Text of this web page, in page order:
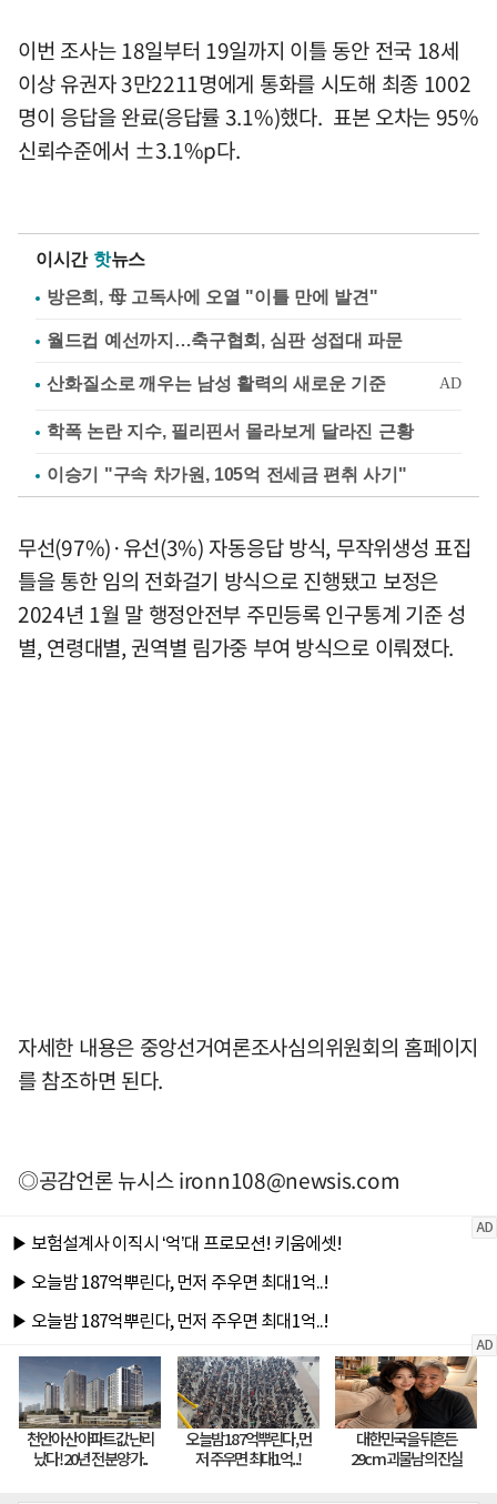
이번 조사는 18일부터 19일까지 이틀 동안 전국 18세
이상 유권자 3만2211명에게 통화를 시도해 최종 1002
명이 응답을 완료(응답률 3.1%)했다. 표본 오차는 95%
신뢰수준에서 ±3.1%p다.
이시간 핫뉴스
방은희, 母 고독사에 오열 "이틀 만에 발견"
월드컵 예선까지…축구협회, 심판 성접대 파문
학폭 논란 지수, 필리핀서 몰라보게 달라진 근황
이승기 "구속 차가원, 105억 전세금 편취 사기"
무선(97%)·유선(3%) 자동응답 방식, 무작위생성 표집
틀을 통한 임의 전화걸기 방식으로 진행됐고 보정은
2024년 1월 말 행정안전부 주민등록 인구통계 기준 성
별, 연령대별, 권역별 림가중 부여 방식으로 이뤄졌다.
자세한 내용은 중앙선거여론조사심의위원회의 홈페이지
를 참조하면 된다.
◎공감언론 뉴시스ironn108@newsis.com